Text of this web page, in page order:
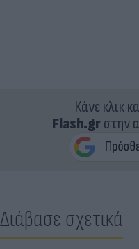
Κάνε κλικ
Flash.grστην
Διάβασε σχετικά